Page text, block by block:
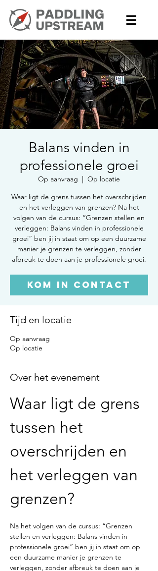
Balans vinden in
professionele groei
Op aanvraag
  |
Op locatie
Waar ligt de grens tussen het overschrijden
en het verleggen van grenzen? Na het
volgen van de cursus: “Grenzen stellen en
verleggen: Balans vinden in professionele
groei” ben jij in staat om op een duurzame
manier je grenzen te verleggen, zonder
afbreuk te doen aan je professionele groei.
Kom in contact
Tijd en locatie
Op aanvraag
Op locatie
Over het evenement
Waar ligt de grens
tussen het
overschrijden en
het verleggen van
grenzen?
Na het volgen van de cursus: “Grenzen
stellen en verleggen: Balans vinden in
professionele groei” ben jij in staat om op
een duurzame manier je grenzen te
verleggen, zonder afbreuk te doen aan je